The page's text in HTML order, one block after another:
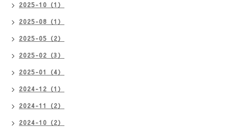
2025-10（1）
2025-08（1）
2025-05（2）
2025-02（3）
2025-01（4）
2024-12（1）
2024-11（2）
2024-10（2）